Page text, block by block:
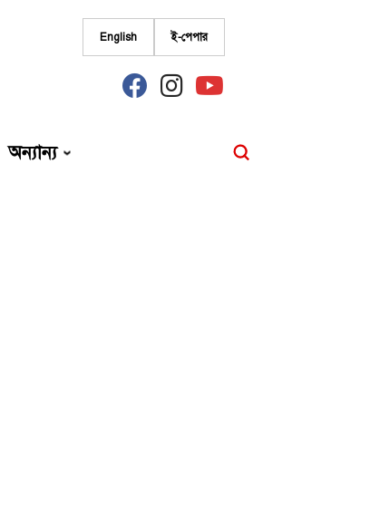
English ই-পেপার
fab
fa-
fab
fa-
fab
fa-
অন্যান্য